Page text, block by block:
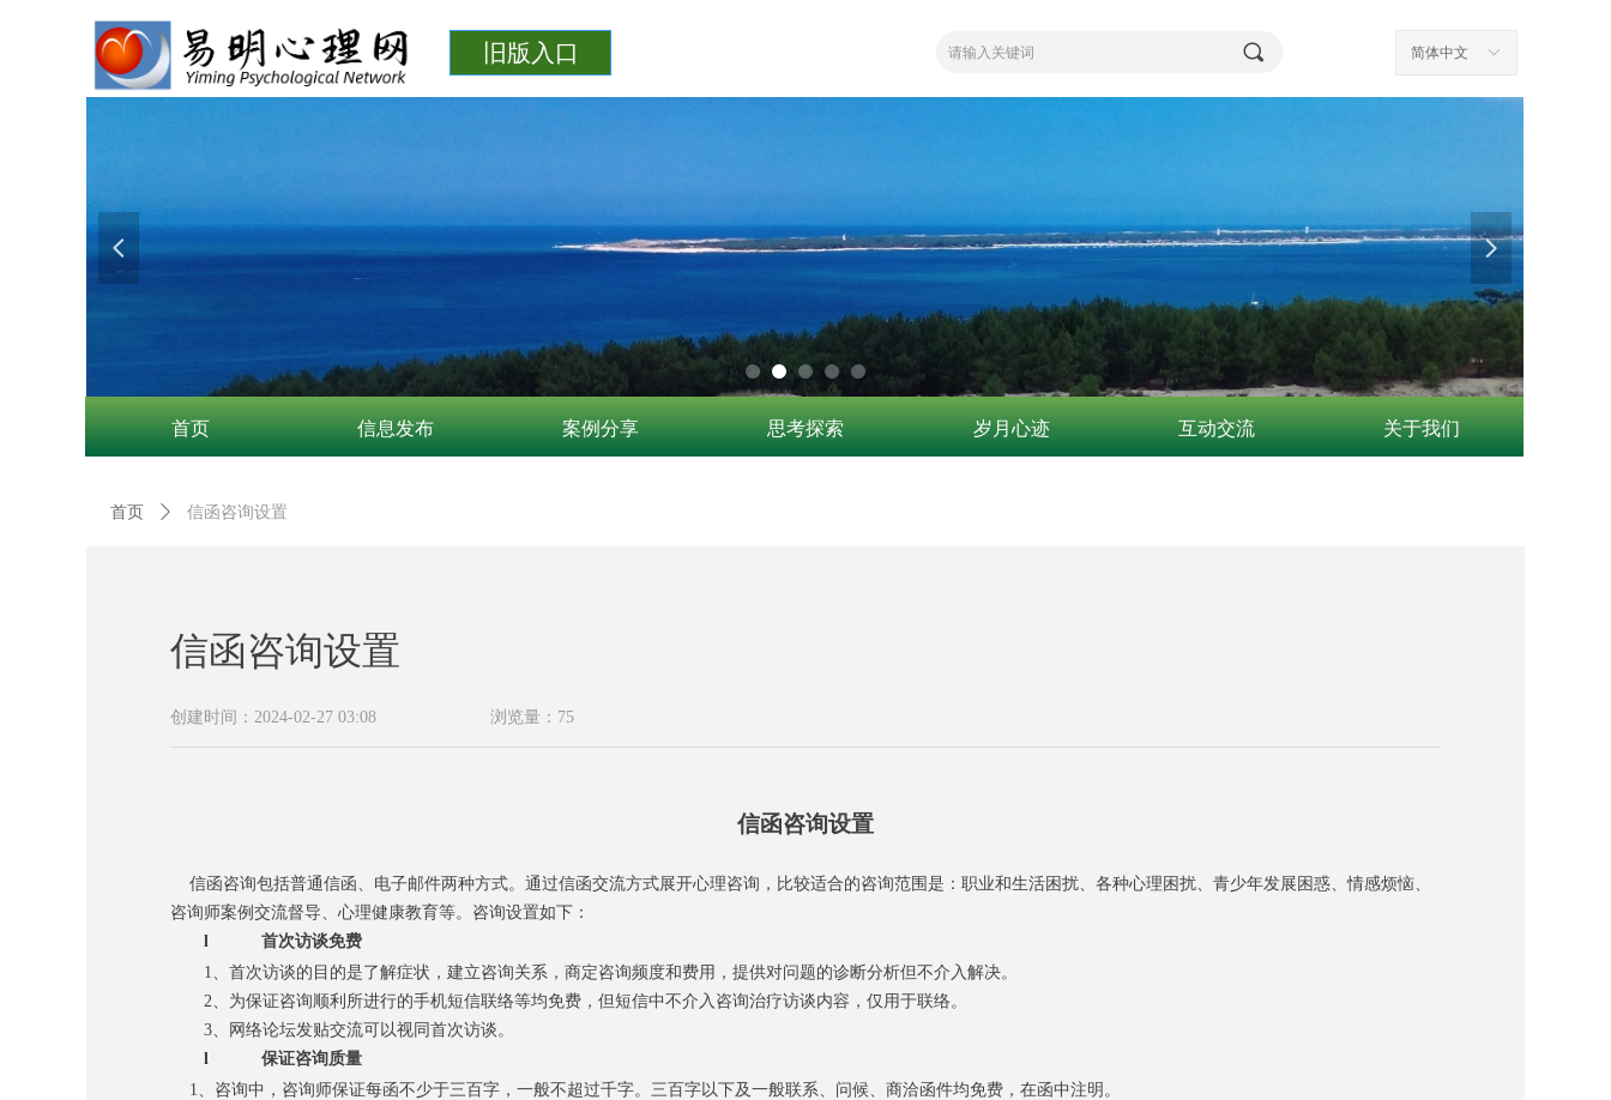
끠 ꀅ
简体中文
旧版入口
首页 信息发布 案例分享 思考探索 岁月心迹 互动交流 关于我们
넳 넲
信函咨询设置
信函咨询设置
信函咨询包括普通信函、电子邮件两种方式。 通过信函交流方式展开心理咨询， 比较适合的咨询范围是：职业和生活困扰、各种心理困扰、青少年发展困惑、情感烦恼、
咨询师案例交流督导、心理健康教育等。咨询设置如下 ：
l
首次访谈免费
1、 首次访谈的目的是了解症状，建立咨询关系，商定咨询频度和费用 ，提供对问题的诊断分析但不介入解决。
2、 为保证咨询顺利所进行的手机短信联络等均免费，但短信中不介入咨询治疗访谈内容，仅用于联络。
3、网络论坛发贴交流可以视同首次访谈。
l
保证咨询质量
1、 咨询中，咨询师保证每函不少于三百字 ， 一般不超过千字。 三百字以下及一般联系、问候、商洽函件均免费，在函中注明。
创建时间： 2024-02-27 03:08 浏览量： 75
首页 ꄲ 信函咨询设置